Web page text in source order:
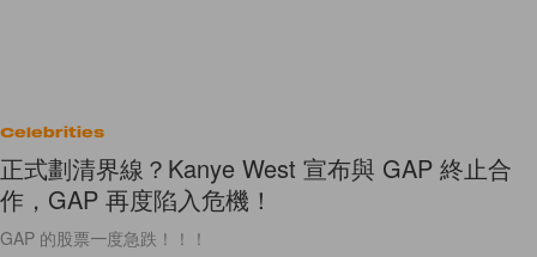
Celebrities
正式劃清界線？Kanye West 宣布與 GAP 終止合
作，GAP 再度陷入危機！
GAP 的股票一度急跌！！！